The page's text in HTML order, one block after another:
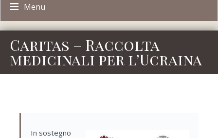
Menu
Caritas – Raccolta
medicinali per l’Ucraina
In sostegno